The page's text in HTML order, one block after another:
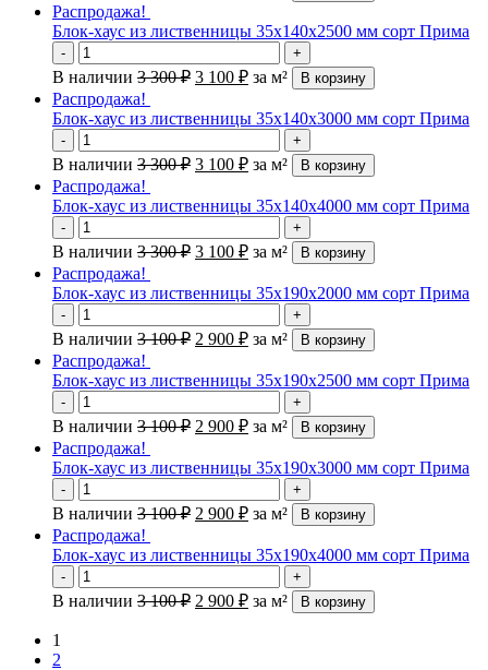
Распродажа!
Блок-хаус из лиственницы 35х140х2500 мм сорт Прима
- +
В наличии 3 300₽ 3 100 ₽ за м² В корзину
Распродажа!
Блок-хаус из лиственницы 35х140х3000 мм сорт Прима
- +
В наличии 3 300₽ 3 100 ₽ за м² В корзину
Распродажа!
Блок-хаус из лиственницы 35х140х4000 мм сорт Прима
- +
В наличии 3 300₽ 3 100 ₽ за м² В корзину
Распродажа!
Блок-хаус из лиственницы 35х190х2000 мм сорт Прима
- +
В наличии 3 100₽ 2 900 ₽ за м² В корзину
Распродажа!
Блок-хаус из лиственницы 35х190х2500 мм сорт Прима
- +
В наличии 3 100₽ 2 900 ₽ за м² В корзину
Распродажа!
Блок-хаус из лиственницы 35х190х3000 мм сорт Прима
- +
В наличии 3 100₽ 2 900 ₽ за м² В корзину
Распродажа!
Блок-хаус из лиственницы 35х190х4000 мм сорт Прима
- +
В наличии 3 100₽ 2 900 ₽ за м² В корзину
1
2